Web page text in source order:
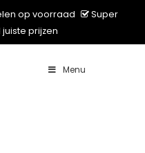
op voorraad
Super
prijzen
Menu